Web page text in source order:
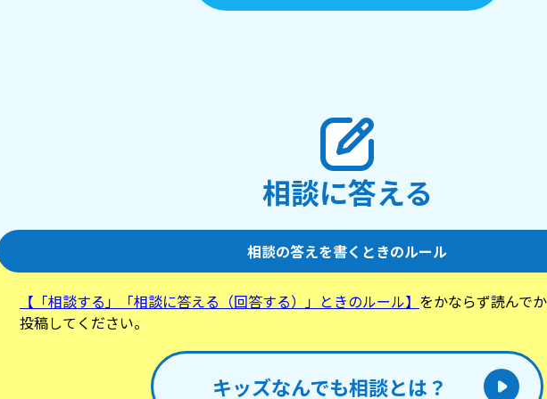
相談に答える
相談の答えを書くときのルール
【「相談する」「相談に答える（回答する）」ときのルール】 をかならず読んで
投稿してください。
キッズなんでも相談とは？